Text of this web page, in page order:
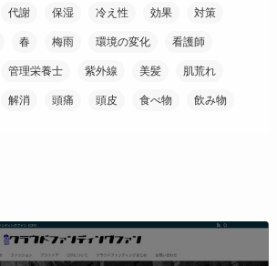
代謝 保湿 冷え性 効果 対策
春 梅雨 環境の変化 看護師
管理栄養士 紫外線 美髪 肌荒れ
解消 頭痛 頭皮 食べ物 飲み物